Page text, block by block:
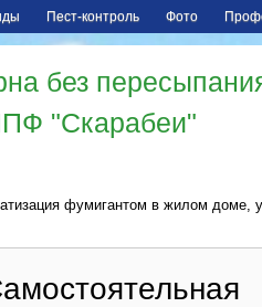
Пест-контроль Фото
без
"Скарабеи"
фумигантом в жилом доме,